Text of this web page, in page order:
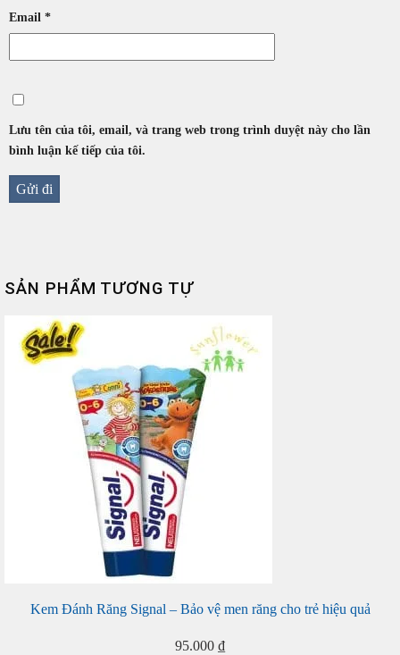
Email *
Lưu tên của tôi, email, và trang web trong trình duyệt này cho lần
bình luận kế tiếp của tôi.
SẢN PHẨM TƯƠNG TỰ
Kem Đánh Răng Signal – Bảo vệ men răng cho trẻ hiệu quả
95.000 ₫